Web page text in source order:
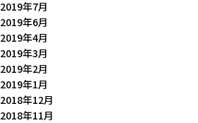
2019年7月
2019年6月
2019年4月
2019年3月
2019年2月
2019年1月
2018年12月
2018年11月